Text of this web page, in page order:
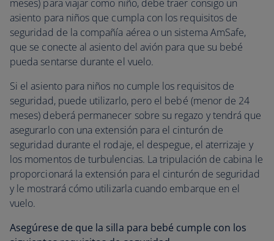
meses) para viajar como niño, debe traer consigo un
asiento para niños que cumpla con los requisitos de
seguridad de la compañía aérea o un sistema AmSafe,
que se conecte al asiento del avión para que su bebé
pueda sentarse durante el vuelo.
Si el asiento para niños no cumple los requisitos de
seguridad, puede utilizarlo, pero el bebé (menor de 24
meses) deberá permanecer sobre su regazo y tendrá que
asegurarlo con una extensión para el cinturón de
seguridad durante el rodaje, el despegue, el aterrizaje y
los momentos de turbulencias. La tripulación de cabina le
proporcionará la extensión para el cinturón de seguridad
y le mostrará cómo utilizarla cuando embarque en el
vuelo.
Asegúrese de que la silla para bebé cumple con los